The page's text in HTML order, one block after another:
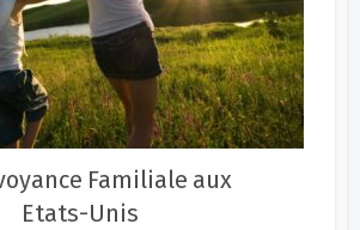
Familiale aux
Etats-Unis